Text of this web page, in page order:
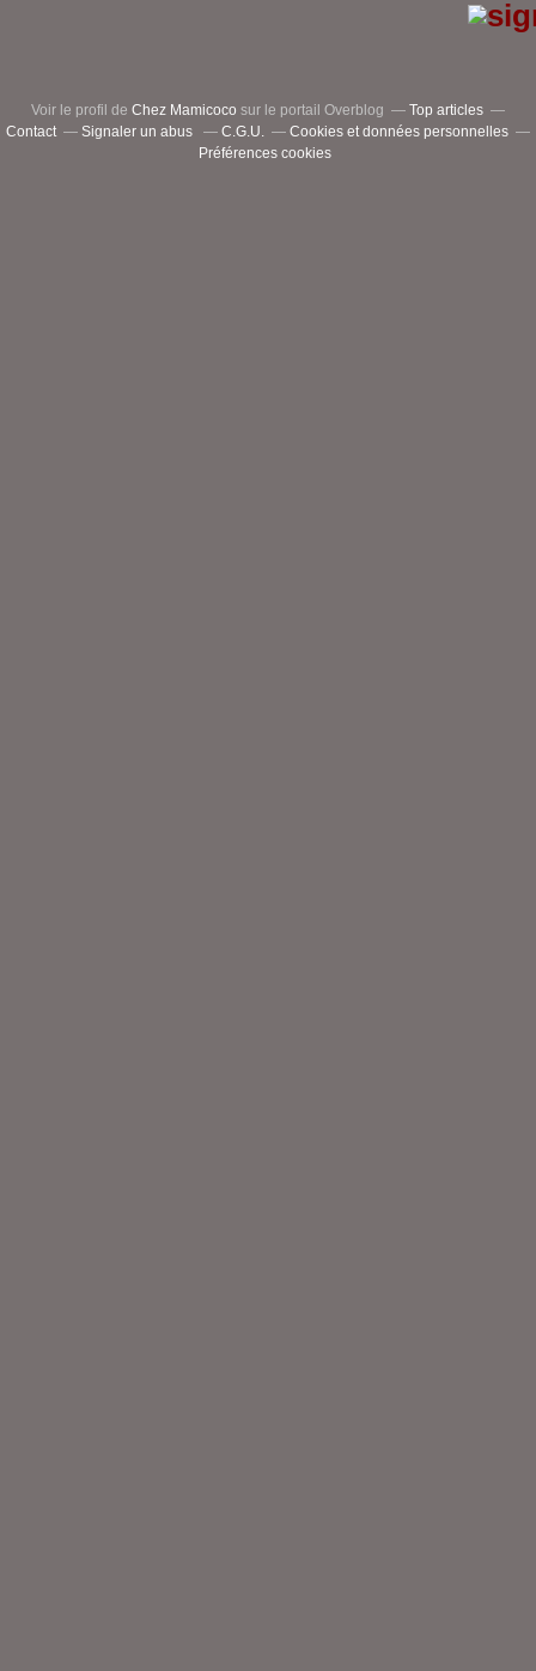
Voir le profil de Chez Mamicoco sur le portail Overblog
Top articles
Contact
Signaler un abus C.G.U.
Cookies et données personnelles
Préférences cookies